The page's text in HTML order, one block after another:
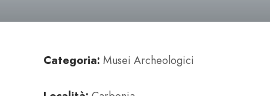
Categoria: Musei Archeologici